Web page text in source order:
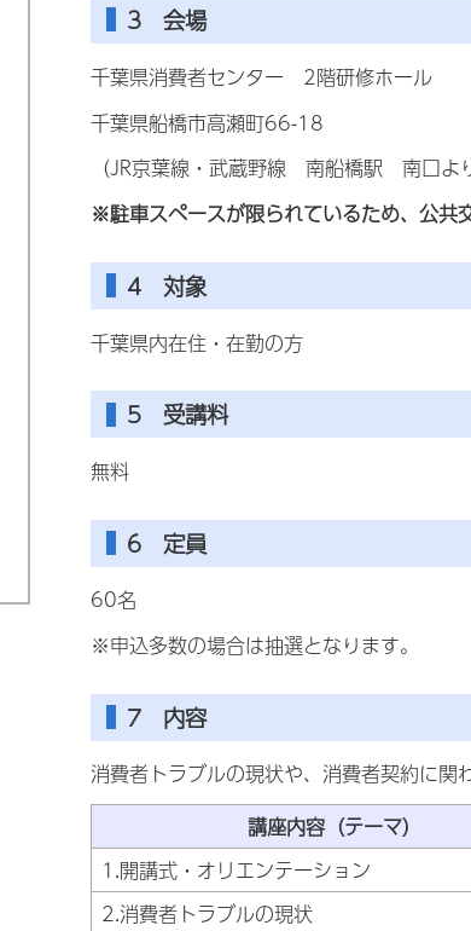
3 会場
千葉県消費者センター 2階研修ホール
千葉県船橋市高瀬町66-18
（JR京葉線・武蔵野線 南船橋駅 南口よ
※駐車スペースが限られているため、公共
4 対象
千葉県内在住・在勤の方
5 受講料
無料
6 定員
60名
※申込多数の場合は抽選となります。
7 内容
消費者トラブルの現状や、消費者契約に関
講座内容（テーマ）
1.開講式・オリエンテーション
2.消費者トラブルの現状